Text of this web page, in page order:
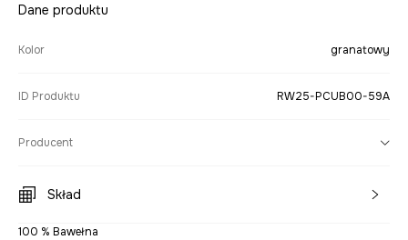
Dane produktu
Kolor granatowy
ID Produktu RW25-PCUB00-59A
Producent
Skład
100 % Bawełna